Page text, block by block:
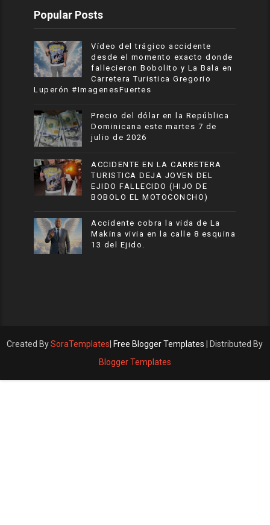
Popular Posts
Vídeo del trágico accidente
desde el momento exacto donde
fallecieron Bobolito y La Bala en
Carretera Turistica Gregorio
Luperón #ImagenesFuertes
Precio del dólar en la República
Dominicana este martes 7 de
julio de 2026
ACCIDENTE EN LA CARRETERA
TURISTICA DEJA JOVEN DEL
EJIDO FALLECIDO (HIJO DE
BOBOLO EL MOTOCONCHO)
Accidente cobra la vida de La
Makina vivia en la calle 8 esquina
13 del Ejido.
Created BySoraTemplates Free Blogger Templates | Distributed By
Blogger Templates